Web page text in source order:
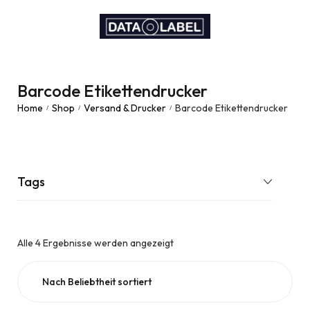
Barcode Etikettendrucker
Home / Shop / Versand & Drucker / Barcode Etikettendrucker
Tags
Alle 4 Ergebnisse werden angezeigt